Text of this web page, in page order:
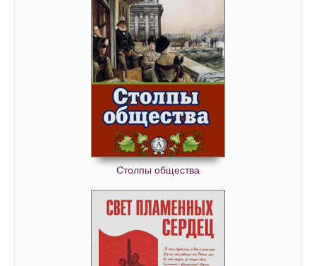
Столпы общества